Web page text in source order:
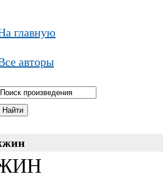
главную
авторы